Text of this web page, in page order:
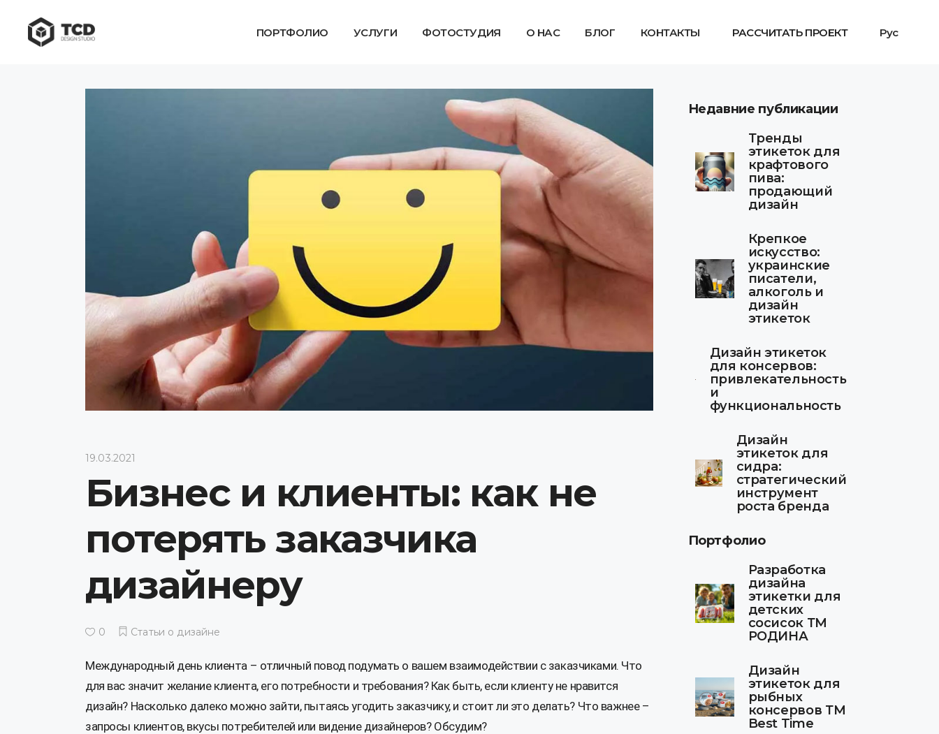
ПОРТФОЛИО УСЛУГИ ФОТОСТУДИЯ О НАС БЛОГ КОНТАКТЫ РАССЧИТАТЬ ПРОЕКТ Рус
19.03.2021
Бизнес и клиенты: как не
потерять заказчика
дизайнеру
0 Статьи о дизайне
Международный день клиента – отличный повод подумать о вашем взаимодействии с заказчиками. Что
для вас значит желание клиента, его потребности и требования? Как быть, если клиенту не нравится
дизайн? Насколько далеко можно зайти, пытаясь угодить заказчику, и стоит ли это делать? Что важнее –
запросы клиентов, вкусы потребителей или видение дизайнеров? Обсудим?
Недавние публикации
Тренды
этикеток для
крафтового
пива:
продающий
дизайн
Крепкое
искусство:
украинские
писатели,
алкоголь и
дизайн
этикеток
Дизайн этикеток
для консервов:
привлекательность
и
функциональность
Дизайн
этикеток для
сидра:
стратегический
инструмент
роста бренда
Портфолио
Разработка
дизайна
этикетки для
детских
сосисок ТМ
РОДИНА
Дизайн
этикеток для
рыбных
консервов ТМ
Best Time